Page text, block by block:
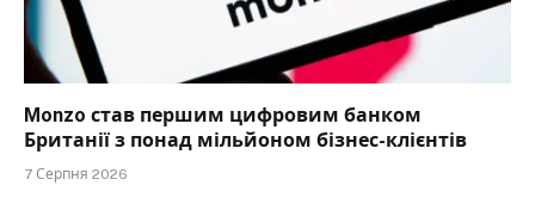
Monzo став першим цифровим банком
Британії з понад мільйоном бізнес-клієнтів
7 Серпня 2026